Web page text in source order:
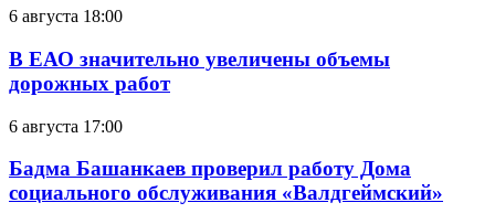
6 августа 18:00
В ЕАО значительно увеличены объемы
дорожных работ
6 августа 17:00
Бадма Башанкаев проверил работу Дома
социального обслуживания «Валдгеймский»